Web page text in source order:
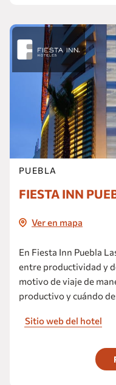
PUEBLA
FIESTA INN
Ver en mapa
En Fiesta Inn Puebla
entre productividad y
motivo de viaje de
productivo y cuándo
Sitio web del hotel